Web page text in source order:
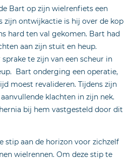
Bart op zijn wielrenfiets een
zijn ontwijkactie is hij over de kop
hard ten val gekomen. Bart had
aan zijn stuit en heup.
te zijn van een scheur in
Bart onderging een operatie,
moest revalideren. Tijdens zijn
klachten in zijn nek.
bij hem vastgesteld door dit
stip aan de horizon voor zichzelf
wielrennen. Om deze stip te